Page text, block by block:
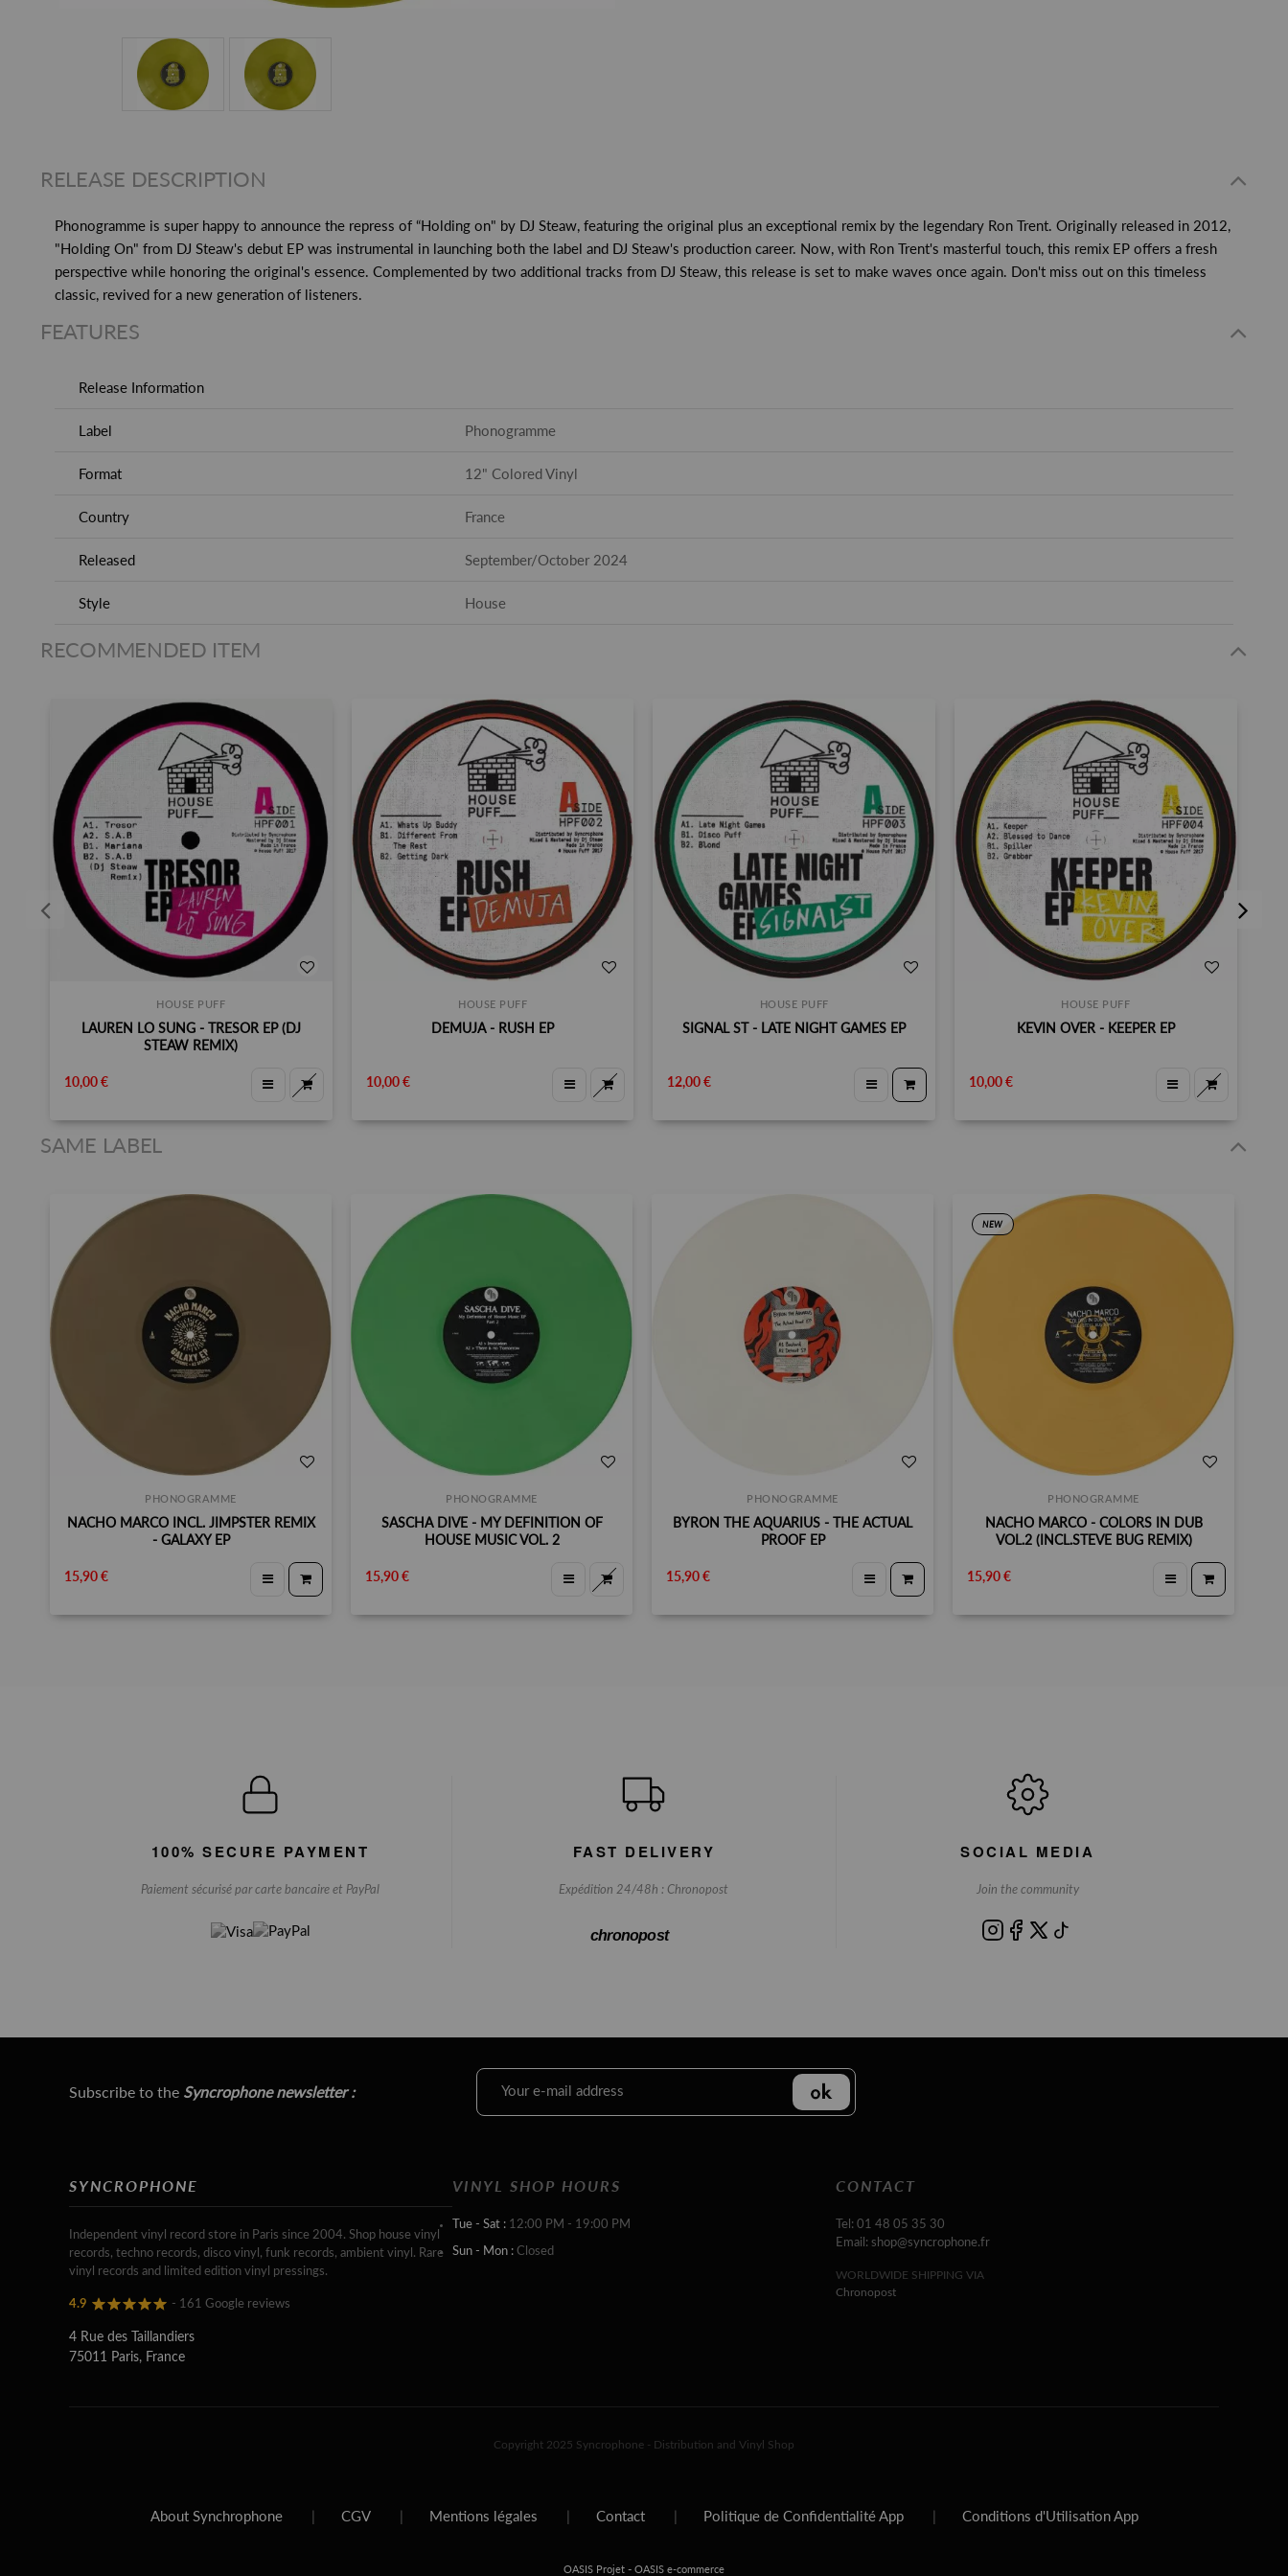
RELEASE DESCRIPTION
Phonogramme is super happy to announce the repress of “Holding on" by DJ Steaw, featuring the original plus an exceptional remix by the legendary Ron Trent. Originally released in 2012,
"Holding On" from DJ Steaw's debut EP was instrumental in launching both the label and DJ Steaw's production career. Now, with Ron Trent's masterful touch, this remix EP offers a fresh
perspective while honoring the original's essence. Complemented by two additional tracks from DJ Steaw, this release is set to make waves once again. Don't miss out on this timeless
classic, revived for a new generation of listeners.
FEATURES
Release Information
Label Phonogramme
Format 12" Colored Vinyl
Country France
Released September/October 2024
Style House
RECOMMENDED ITEM
HOUSE PUFF
LAUREN LO SUNG - TRESOR EP (DJ
STEAW REMIX)
10,00 €
HOUSE PUFF
DEMUJA - RUSH EP
10,00 €
HOUSE PUFF
SIGNAL ST - LATE NIGHT GAMES EP
12,00 €
HOUSE PUFF
KEVIN OVER - KEEPER EP
10,00 €
SAME LABEL
PHONOGRAMME
NACHO MARCO INCL. JIMPSTER REMIX
- GALAXY EP
15,90 €
PHONOGRAMME
SASCHA DIVE - MY DEFINITION OF
HOUSE MUSIC VOL. 2
15,90 €
PHONOGRAMME
BYRON THE AQUARIUS - THE ACTUAL
PROOF EP
15,90 €
NEW
PHONOGRAMME
NACHO MARCO - COLORS IN DUB
VOL.2 (INCL.STEVE BUG REMIX)
15,90 €
100% SECURE PAYMENT
Paiement sécurisé par carte bancaire et PayPal
FAST DELIVERY
Expédition 24/48h : Chronopost
chronopost
SOCIAL MEDIA
Join the community
Subscribe to the Syncrophone newsletter :
SYNCROPHONE
Independent vinyl record store in Paris since 2004. Shop house vinyl
records, techno records, disco vinyl, funk records, ambient vinyl. Rare
vinyl records and limited edition vinyl pressings.
4.9 - 161 Google reviews
4 Rue des Taillandiers
75011 Paris, France
VINYL SHOP HOURS
Tue - Sat : 12:00 PM - 19:00 PM
Sun - Mon : Closed
CONTACT
Tel: 01 48 05 35 30
Email: shop@syncrophone.fr
WORLDWIDE SHIPPING VIA
Chronopost
Copyright 2025 Syncrophone - Distribution and Vinyl Shop
About Synchrophone | CGV | Mentions légales | Contact | Politique de Confidentialité App | Conditions d'Utilisation App
OASIS Projet - OASIS e-commerce